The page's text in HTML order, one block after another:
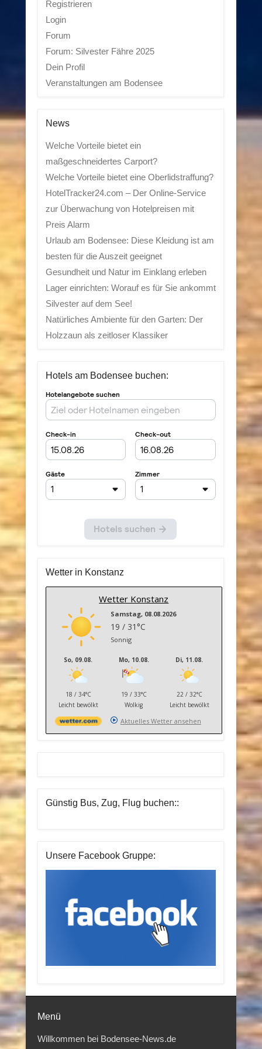
Registrieren
Login
Forum
Forum: Silvester Fähre 2025
Dein Profil
Veranstaltungen am Bodensee
News
Welche Vorteile bietet ein
maßgeschneidertes Carport?
Welche Vorteile bietet eine Oberlidstraffung?
HotelTracker24.com – Der Online-Service
zur Überwachung von Hotelpreisen mit
Preis Alarm
Urlaub am Bodensee: Diese Kleidung ist am
besten für die Auszeit geeignet
Gesundheit und Natur im Einklang erleben
Lager einrichten: Worauf es für Sie ankommt
Silvester auf dem See!
Natürliches Ambiente für den Garten: Der
Holzzaun als zeitloser Klassiker
Hotels am Bodensee buchen:
Wetter in Konstanz
Wetter Konstanz
Samstag, 08.08.2026
19 / 31°C
Sonnig
So, 09.08.
18 / 34°C
Leicht bewölkt
Mo, 10.08.
19 / 33°C
Wolkig
Di, 11.08.
22 / 32°C
Leicht bewölkt
Aktuelles Wetter ansehen
Günstig Bus, Zug, Flug buchen::
Unsere Facebook Gruppe:
Menü
Willkommen bei Bodensee-News.de